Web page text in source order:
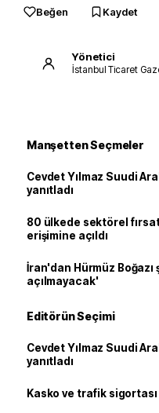
Beğen Kaydet
Yönetici
İstanbul Ticaret
Manşetten Seçmeler
Cevdet Yılmaz Suudi
yanıtladı
80 ülkede sektörel
erişimine açıldı
İran'dan Hürmüz
açılmayacak'
Editörün Seçimi
Cevdet Yılmaz Suudi
yanıtladı
Kasko ve trafik